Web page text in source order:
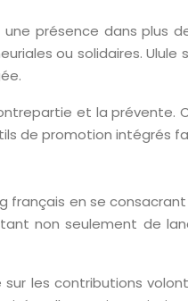
présence dans plus
ou solidaires.
et la
de promotion intégrés
français en se
non seulement de
sur les contributions